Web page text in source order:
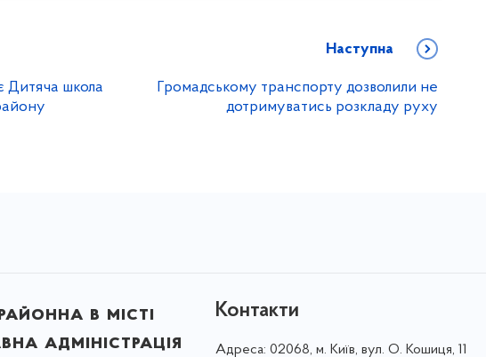
Дитяча школа
Наступна
Громадському транспорту дозволили не
дотримуватись розкладу руху
в місті
адміністрація
Контакти
Адреса: 02068, м. Київ, вул. О. Кошиця, 11